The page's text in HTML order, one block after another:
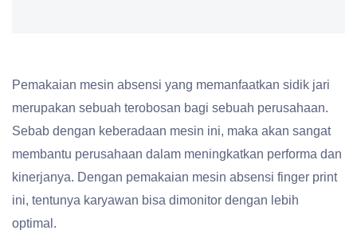
Pemakaian mesin absensi yang memanfaatkan sidik jari
merupakan sebuah terobosan bagi sebuah perusahaan.
Sebab dengan keberadaan mesin ini, maka akan sangat
membantu perusahaan dalam meningkatkan performa dan
kinerjanya. Dengan pemakaian mesin absensi finger print
ini, tentunya karyawan bisa dimonitor dengan lebih
optimal.